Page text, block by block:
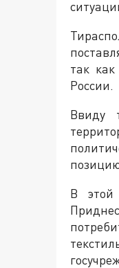
так
России.
Ввиду
В этой